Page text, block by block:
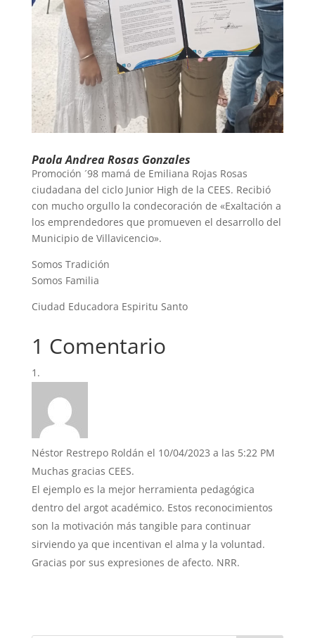
Paola Andrea Rosas Gonzales
Promoción ´98 mamá de Emiliana Rojas Rosas
ciudadana del ciclo Junior High de la CEES. Recibió
con mucho orgullo la condecoración de «Exaltación a
los emprendedores que promueven el desarrollo del
Municipio de Villavicencio».
Somos Tradición
Somos Familia
Ciudad Educadora Espiritu Santo
1 Comentario
Néstor Restrepo Roldán el 10/04/2023 a las 5:22 PM
Muchas gracias CEES.
El ejemplo es la mejor herramienta pedagógica
dentro del argot académico. Estos reconocimientos
son la motivación más tangible para continuar
sirviendo ya que incentivan el alma y la voluntad.
Gracias por sus expresiones de afecto. NRR.